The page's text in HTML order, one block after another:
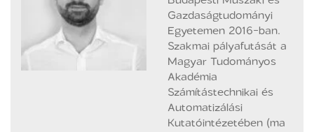
Gazdaságtudományi
Egyetemen 2016-ban.
Szakmai pályafutását a
Magyar Tudományos
Akadémia
Számítástechnikai és
Automatizálási
Kutatóintézetében (ma